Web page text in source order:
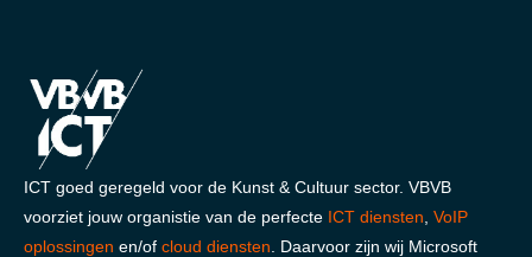
ICT goed geregeld voor de Kunst & Cultuur sector. VBVB
voorziet jouw organistie van de perfecte ICT diensten VoIP
oplossingen en/of cloud diensten . Daarvoor zijn wij Microsoft